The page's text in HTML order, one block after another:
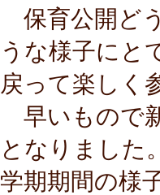
保育公開ど
うな様子にと
戻って楽しく
早いもので
となりました
学期期間の様